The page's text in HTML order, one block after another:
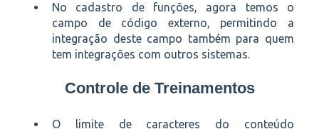
No cadastro de funções, agora temos o
campo de código externo, permitindo a
integração deste campo também para quem
tem integrações com outros sistemas.
Controle de Treinamentos
O limite de caracteres do conteúdo